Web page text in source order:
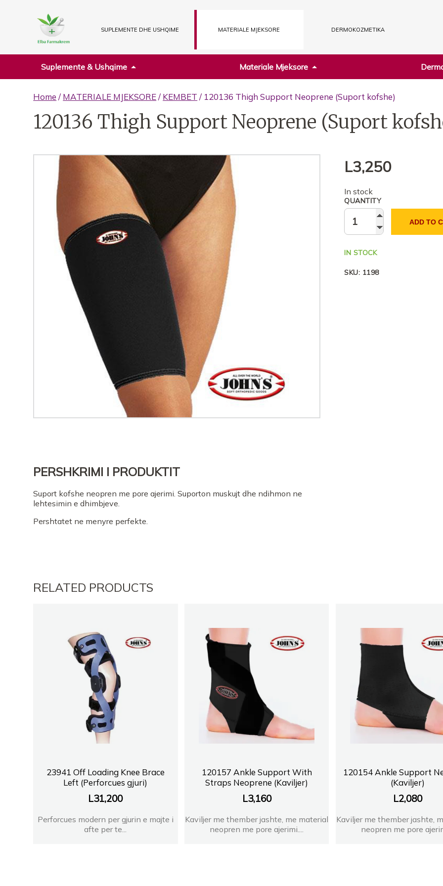
SUPLEMENTE DHE USHQIME MATERIALE MJEKSORE DERMOKOZMETIKA
Suplemente & Ushqime Materiale Mjeksore
Home / MATERIALE MJEKSORE/ KEMBET / 120136 Thigh Support Neoprene (Suport kofshe)
120136 Thigh Support Neoprene (Suport
L3,250
In stock
QUANTITY
ADD TO
IN STOCK
SKU: 1198
PERSHKRIMI I PRODUKTIT
Suport kofshe neopren me pore ajerimi. Suporton muskujt dhe ndihmon ne
lehtesimin e dhimbjeve.
Pershtatet ne menyre perfekte.
RELATED PRODUCTS
23941 Off Loading Knee Brace
Left (Perforcues gjuri)
L31,200
Perforcues modern per gjurin e majte i
afte per te...
120157 Ankle Support With
Straps Neoprene (Kaviljer)
L3,160
Kaviljer me thember jashte, me material
neopren me pore ajerimi....
120154 Ankle Support
(Kaviljer)
L2,080
Kaviljer me thember jashte,
neopren me pore